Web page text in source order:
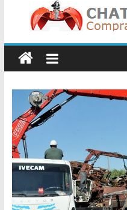
–
Precio
de
Chatarra
Directorio